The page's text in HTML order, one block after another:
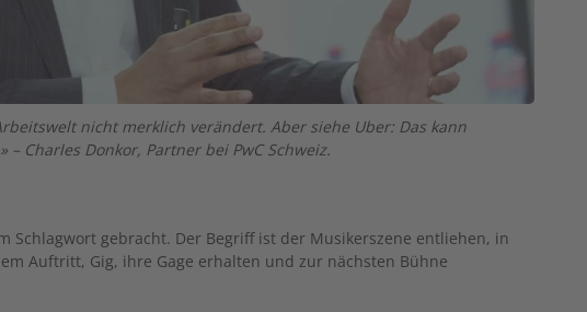
nicht merklich verändert. Aber siehe Uber: Das kann
– Charles Donkor, Partner bei PwC Schweiz.
Schlagwort gebracht. Der Begriff ist der Musikerszene entliehen, in
Auftritt, Gig, ihre Gage erhalten und zur nächsten Bühne